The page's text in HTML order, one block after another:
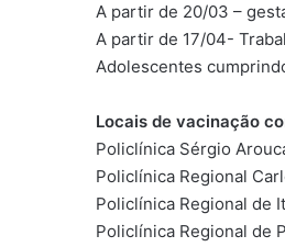
A partir de 20/03 –
A partir de 17/04-
Adolescentes
Locais de vacinação
Policlínica Sérgio
Policlínica Regional
Policlínica Regional de
Policlínica Regional de